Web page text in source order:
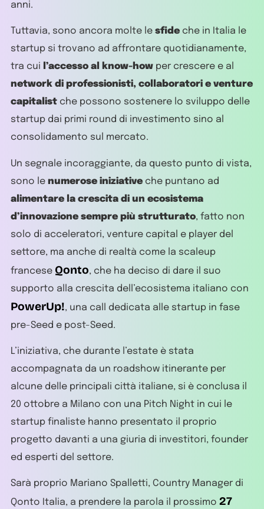
anni.
Tuttavia, sono ancora molte le sfide che in Italia le
startup si trovano ad affrontare quotidianamente,
tra cui l’accesso al know-how per crescere e al
network di professionisti, collaboratori e venture
capitalist che possono sostenere lo sviluppo delle
startup dai primi round di investimento sino al
consolidamento sul mercato.
Un segnale incoraggiante, da questo punto di vista,
sono le numerose iniziative che puntano ad
alimentare la crescita di un ecosistema
d’innovazione sempre più strutturato, fatto non
solo di acceleratori, venture capital e player del
settore, ma anche di realtà come la scaleup
francese Qonto, che ha deciso di dare il suo
supporto alla crescita dell’ecosistema italiano con
PowerUp!, una call dedicata alle startup in fase
pre-Seed e post-Seed.
L’iniziativa, che durante l’estate è stata
accompagnata da un roadshow itinerante per
alcune delle principali città italiane, si è conclusa il
20 ottobre a Milano con una Pitch Night in cui le
startup finaliste hanno presentato il proprio
progetto davanti a una giuria di investitori, founder
ed esperti del settore.
Sarà proprio Mariano Spalletti, Country Manager di
Qonto Italia, a prendere la parola il prossimo 27